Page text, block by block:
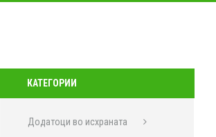
КАТЕГОРИИ
Додатоци во исхраната